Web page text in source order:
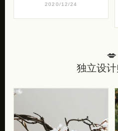
2020/12/24
💋
独立设